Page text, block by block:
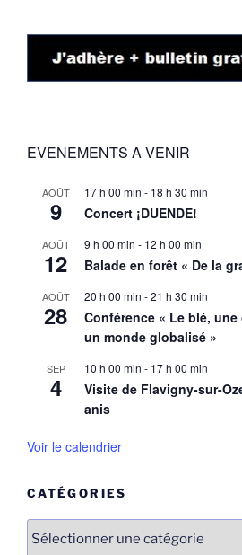
EVENEMENTS A VENIR
AOÛT
9
17 h 00 min - 18 h 30 min
Concert ¡DUENDE!
AOÛT
12
9 h 00 min - 12 h 00 min
Balade en forêt « De la
AOÛT
28
20 h 00 min -21 h 30 min
Conférence « Le blé,
un monde globalisé »
SEP
4
10 h 00 min - 17 h 00 min
Visite de Flavigny-sur-
anis
Voir le calendrier
CATÉGORIES
Catégories